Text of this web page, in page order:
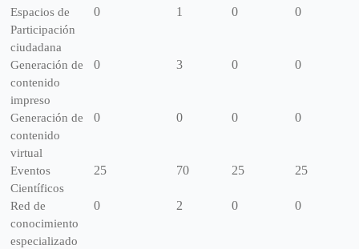
Espacios de
Participación
ciudadana
0 1 0 0
Generación de
contenido
impreso
0 3 0 0
Generación de
contenido
virtual
0 0 0 0
Eventos
Científicos
25 70 25 25
Red de
conocimiento
especializado
0 2 0 0